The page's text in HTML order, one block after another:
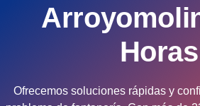
Horas
Ofrecemos soluciones rápidas y